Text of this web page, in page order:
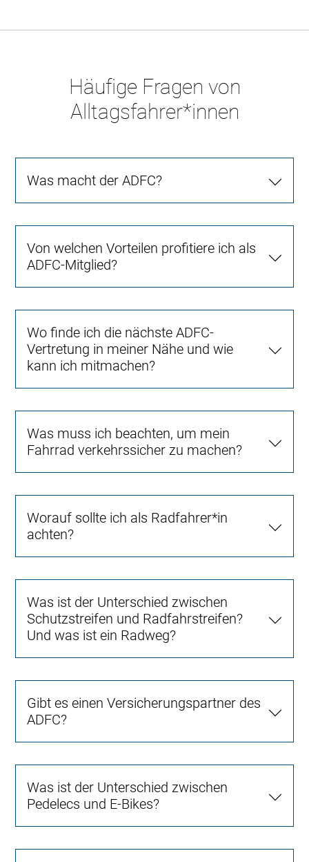
Häufige Fragen von
Alltagsfahrer*innen
Was macht der ADFC?
Von welchen Vorteilen profitiere ich als
ADFC-Mitglied?
Wo finde ich die nächste ADFC-
Vertretung in meiner Nähe und wie
kann ich mitmachen?
Was muss ich beachten, um mein
Fahrrad verkehrssicher zu machen?
Worauf sollte ich als Radfahrer*in
achten?
Was ist der Unterschied zwischen
Schutzstreifen und Radfahrstreifen?
Und was ist ein Radweg?
Gibt es einen Versicherungspartner des
ADFC?
Was ist der Unterschied zwischen
Pedelecs und E-Bikes?